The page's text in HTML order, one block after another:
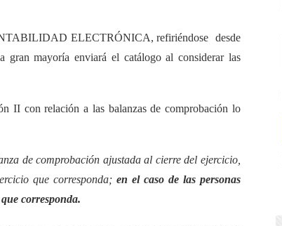
ELECTRÓNICA, refiriéndose desde
mayoría enviará el catálogo al considerar las
con relación a las balanzas de comprobación lo
de comprobación ajustada al cierre del ejercicio,
que corresponda; en el caso de las personas
corresponda.